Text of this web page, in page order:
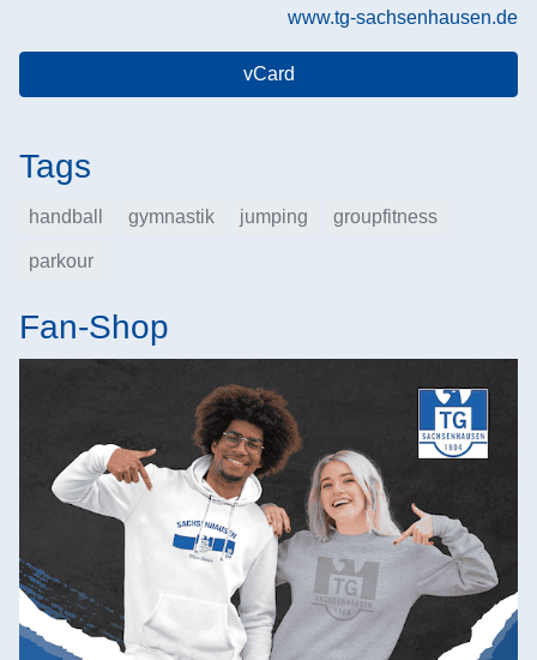
www.tg-sachsenhausen.de
vCard
Tags
handball gymnastik jumping groupfitness
parkour
Fan-Shop